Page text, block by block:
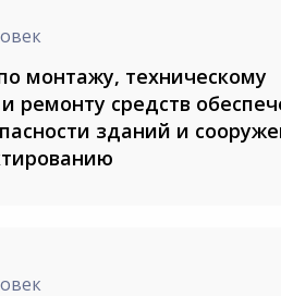
монтажу, техническому
ремонту средств
зданий и